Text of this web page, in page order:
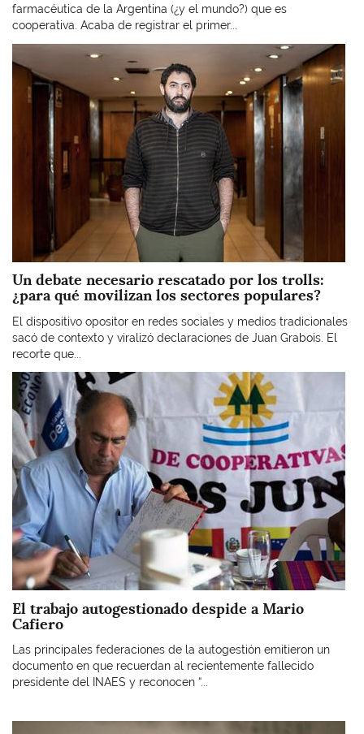
farmacéutica de la Argentina (¿y el mundo?) que es
cooperativa. Acaba de registrar el primer...
Un debate necesario rescatado por los trolls:
¿para qué movilizan los sectores populares?
El dispositivo opositor en redes sociales y medios tradicionales
sacó de contexto y viralizó declaraciones de Juan Grabois. El
recorte que...
Imagen
El trabajo autogestionado despide a Mario
Cafiero
Las principales federaciones de la autogestión emitieron un
documento en que recuerdan al recientemente fallecido
presidente del INAES y reconocen “...